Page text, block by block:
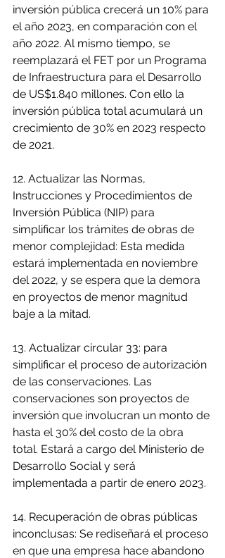
inversión pública crecerá un 10% para
el año 2023, en comparación con el
año 2022. Al mismo tiempo, se
reemplazará el FET por un Programa
de Infraestructura para el Desarrollo
de US$1.840 millones. Con ello la
inversión pública total acumulará un
crecimiento de 30% en 2023 respecto
de 2021.
12. Actualizar las Normas,
Instrucciones y Procedimientos de
Inversión Pública (NIP) para
simplificar los trámites de obras de
menor complejidad: Esta medida
estará implementada en noviembre
del 2022, y se espera que la demora
en proyectos de menor magnitud
baje a la mitad.
13. Actualizar circular 33: para
simplificar el proceso de autorización
de las conservaciones. Las
conservaciones son proyectos de
inversión que involucran un monto de
hasta el 30% del costo de la obra
total. Estará a cargo del Ministerio de
Desarrollo Social y será
implementada a partir de enero 2023.
14. Recuperación de obras públicas
inconclusas: Se rediseñará el proceso
en que una empresa hace abandono